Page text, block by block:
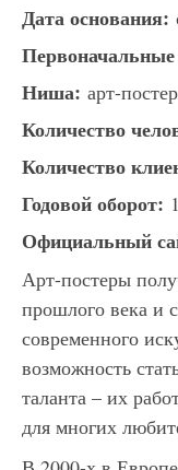
Дата основания:
Ниша: арт-
Количество
Количество
Годовой оборот:
Официальный
Арт-постеры
прошлого века и
современного
возможность
таланта – их
для многих